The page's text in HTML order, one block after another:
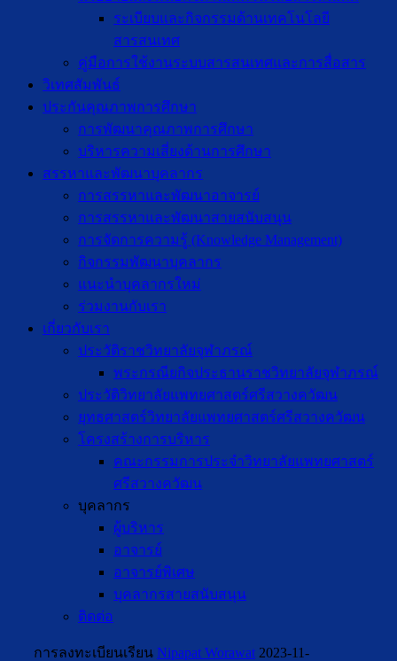
ระเบียบและกิจกรรมด้านเทคโนโลยี
สารสนเทศ
คู่มือการใช้งานระบบสารสนเทศและการสื่อสาร
วิเทศสัมพันธ์
ประกันคุณภาพการศึกษา
การพัฒนาคุณภาพการศึกษา
บริหารความเสี่ยงด้านการศึกษา
สรรหาและพัฒนาบุคลากร
การสรรหาและพัฒนาอาจารย์
การสรรหาและพัฒนาสายสนับสนุน
การจัดการความรู้ (Knowledge Management)
กิจกรรมพัฒนาบุคลากร
แนะนำบุคลากรใหม่
ร่วมงานกับเรา
เกี่ยวกับเรา
ประวัติราชวิทยาลัยจุฬาภรณ์
พระกรณียกิจประธานราชวิทยาลัยจุฬาภรณ์
ประวัติวิทยาลัยแพทยศาสตร์ศรีสวางควัฒน
ยุทธศาสตร์วิทยาลัยแพทยศาสตร์ศรีสวางควัฒน
โครงสร้างการบริหาร
คณะกรรมการประจำวิทยาลัยแพทยศาสตร์
ศรีสวางควัฒน
บุคลากร
ผู้บริหาร
อาจารย์
อาจารย์พิเศษ
บุคลากรสายสนับสนุน
ติดต่อ
การลงทะเบียนเรียน Nipapat Worawat 2023-11-